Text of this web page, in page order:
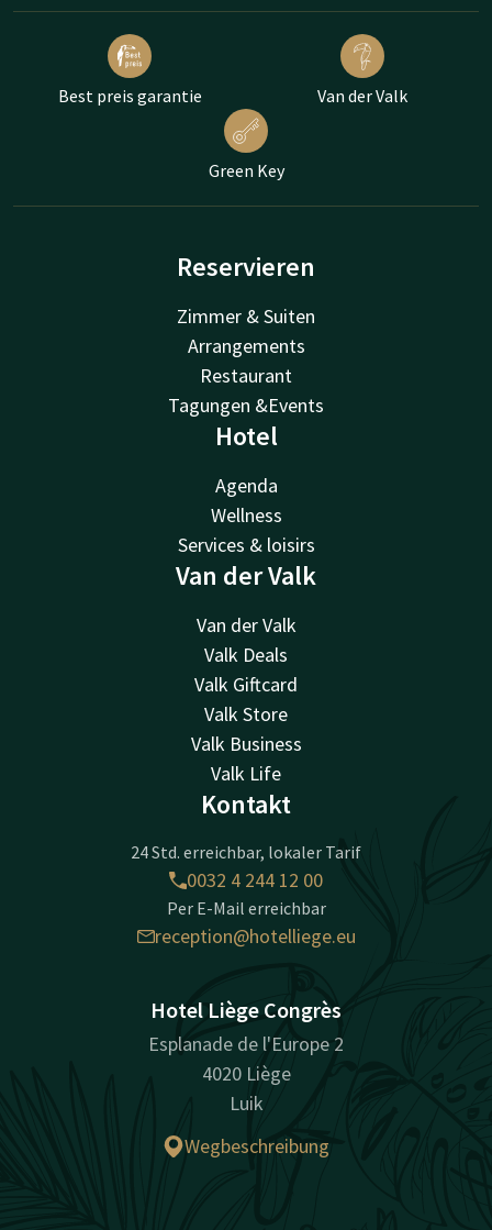
Best preis garantie Van der Valk
Green Key
Reservieren
Zimmer & Suiten
Arrangements
Restaurant
Tagungen &Events
Hotel
Agenda
Wellness
Services & loisirs
Van der Valk
Van der Valk
Valk Deals
Valk Giftcard
Valk Store
Valk Business
Valk Life
Kontakt
24 Std. erreichbar, lokaler Tarif
0032 4 244 12 00
Per E-Mail erreichbar
reception@hotelliege.eu
Hotel Liège Congrès
Esplanade de l'Europe 2
4020 Liège
Luik
Wegbeschreibung